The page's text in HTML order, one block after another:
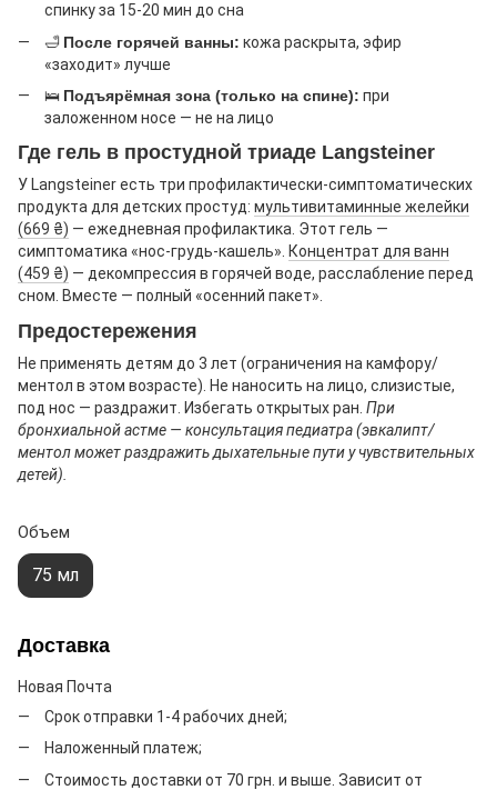
спинку за 15-20 мин до сна
🛁 После горячей ванны: кожа раскрыта, эфир
«заходит» лучше
🛌 Подъярёмная зона (только на спине): при
заложенном носе — не на лицо
Где гель в простудной триаде Langsteiner
У Langsteiner есть три профилактически-симптоматических
продукта для детских простуд: мультивитаминные желейки
(669 ₴) — ежедневная профилактика. Этот гель —
симптоматика «нос-грудь-кашель». Концентрат для ванн
(459 ₴) — декомпрессия в горячей воде, расслабление перед
сном. Вместе — полный «осенний пакет».
Предостережения
Не применять детям до 3 лет (ограничения на камфору/
ментол в этом возрасте). Не наносить на лицо, слизистые,
под нос — раздражит. Избегать открытых ран. При
бронхиальной астме — консультация педиатра (эвкалипт/
ментол может раздражить дыхательные пути у чувствительных
детей).
Объем
75 мл
Доставка
Новая Почта
Срок отправки 1-4 рабочих дней;
Наложенный платеж;
Стоимость доставки от 70 грн. и выше. Зависит от